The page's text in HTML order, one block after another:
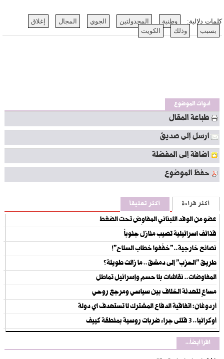
كلمات دلالية: وطنية المجدولتين الجوي المجال
إغلاق
بسبب
وذلك الكويت
أدوات الموضوع
طباعة المقال
ارسل إلى صديق
اضافة إلى المفضلة
حفظ الموضوع
أكثر قراءة أكثر تعليقاً
عضو من الوفد اللبناني المفاوِض تحت الضغط
قذائف اسرائيلية تصيب منازل جنوباً
نصائح خارجية.. "خفّفوا خطاب السلاح"!
طريق "الحزب" إلى دمشق.. ما زالت طويلة؟
المفاوضات.. نقاشات بلا حسم وإسرائيل تماطل
مساعٍ لتهدئة الخلاف بين سياسي ومرجع روحي
أردوغان: اتفاقية الدفاع المشترك لا تستهدف اي دولة
أوكرانيا.. 3 قتلى جراء ضربات روسية بمنطقة كييف
اقرأ أيضاً...